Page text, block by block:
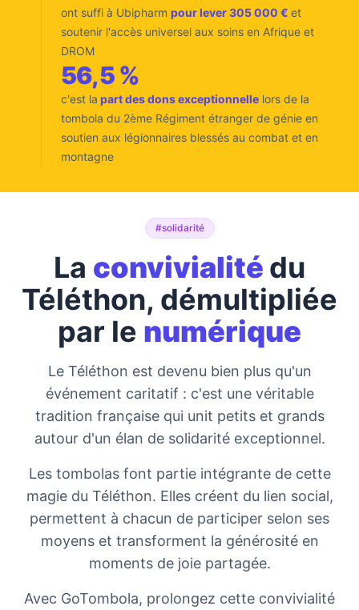
ont suffi à Ubipharm pour lever 305 000 € et
soutenir l'accès universel aux soins en Afrique et
DROM
c'est la part des dons exceptionnellelors de la
tombola du 2ème Régiment étranger de génie en
soutien aux légionnaires blessés au combat et en
montagne
56,5 %
#solidarité
La convivialité du
Téléthon, démultipliée
par le numérique
Le Téléthon est devenu bien plus qu'un
événement caritatif : c'est une véritable
tradition française qui unit petits et grands
autour d'un élan de solidarité exceptionnel.
Les tombolas font partie intégrante de cette
magie du Téléthon. Elles créent du lien social,
permettent à chacun de participer selon ses
moyens et transforment la générosité en
moments de joie partagée.
Avec GoTombola, prolongez cette convivialité